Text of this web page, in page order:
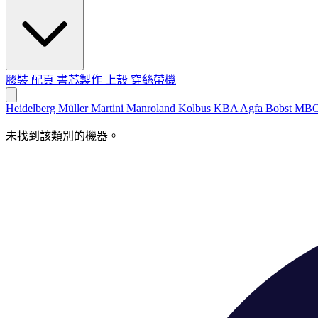
膠裝 配頁 書芯製作 上殼 穿絲帶機
Heidelberg Müller Martini Manroland Kolbus KBA Agfa Bobst
未找到該類別的機器。